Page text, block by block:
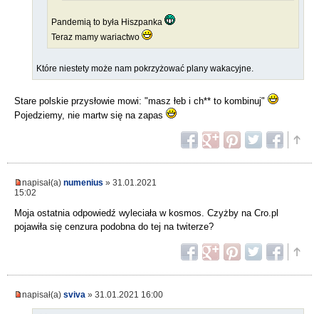
Pandemią to była Hiszpanka
Teraz mamy wariactwo
Które niestety może nam pokrzyżować plany wakacyjne.
Stare polskie przysłowie mowi: "masz łeb i ch** to kombinuj"
Pojedziemy, nie martw się na zapas
napisał(a) numenius » 31.01.2021
15:02
Moja ostatnia odpowiedź wyleciała w kosmos. Czyżby na Cro.pl
pojawiła się cenzura podobna do tej na twiterze?
napisał(a) sviva » 31.01.2021 16:00